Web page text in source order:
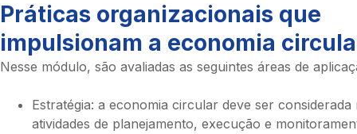
Práticas organizacionais que
impulsionam a economia
Nesse módulo, são avaliadas as seguintes áreas de
Estratégia: a economia circular deve ser considerada
atividades de planejamento, execução e